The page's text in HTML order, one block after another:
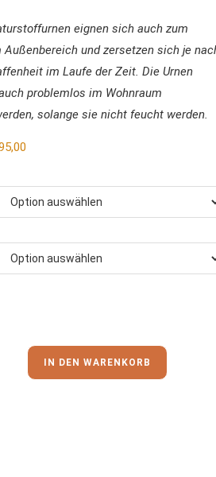
eignen sich auch zum
Außenbereich und zersetzen sich je
im Laufe der Zeit. Die Urnen
problemlos im Wohnraum
solange sie nicht feucht werden.
IN DEN WARENKORB